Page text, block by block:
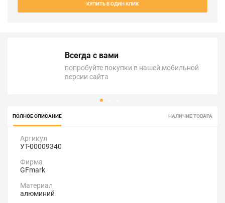
КУПИТЬ В ОДИН КЛИК
Всегда с вами
попробуйте покупки в нашей мобильной
версии сайта
ПОЛНОЕ ОПИСАНИЕ НАЛИЧИЕ ТОВАРА
Артикул
УТ-00009340
Фирма
GFmark
Материал
алюминий